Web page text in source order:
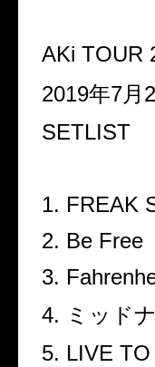
AKi TOUR
2019年7月
SETLIST
1. FREAK
2. Be Free
3.
4. ミッド
5. LIVE